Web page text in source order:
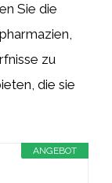
Sie die
zu
die sie
ANGEBOT